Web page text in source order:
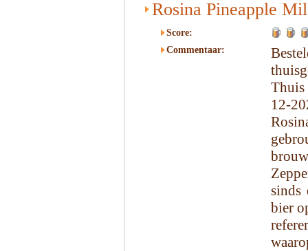
Rosina Pineapple
Score:
Commentaar:
12-
sinds
bier